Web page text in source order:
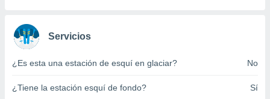
de
Servicios
¿Es esta una estación de esquí en glaciar? No
¿Tiene la estación esquí de fondo? Sí